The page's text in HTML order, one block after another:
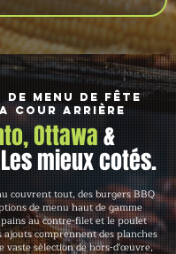
menu de fête
cour arrière
Ottawa&
Les mieux cotés.
couvrent tout, des burgers BBQ
de menu haut de gamme
au contre-filet et le poulet
comprennent des planches
vaste sélection de hors-d'œuvre,